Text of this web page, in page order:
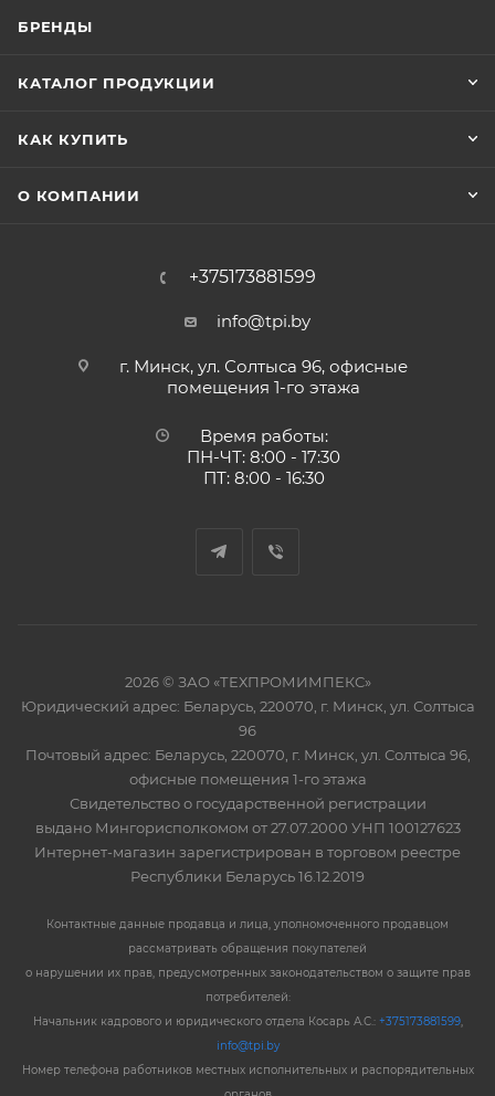
БРЕНДЫ
КАТАЛОГ ПРОДУКЦИИ
КАК КУПИТЬ
О КОМПАНИИ
+375173881599
info@tpi.by
г. Минск, ул. Солтыса 96, офисные
помещения 1-го этажа
Время работы:
ПН-ЧТ: 8:00 - 17:30
ПТ: 8:00 - 16:30
2026 © ЗАО «ТЕХПРОМИМПЕКС»
Юридический адрес: Беларусь, 220070, г. Минск, ул. Солтыса
96
Почтовый адрес: Беларусь, 220070, г. Минск, ул. Солтыса 96,
офисные помещения 1-го этажа
Свидетельство о государственной регистрации
выдано Мингорисполкомом от 27.07.2000 УНП 100127623
Интернет-магазин зарегистрирован в торговом реестре
Республики Беларусь 16.12.2019
Контактные данные продавца и лица, уполномоченного продавцом
рассматривать обращения покупателей
о нарушении их прав, предусмотренных законодательством о защите прав
потребителей:
Начальник кадрового и юридического отдела Косарь А.С.: +375173881599,
info@tpi.by
Номер телефона работников местных исполнительных и распорядительных